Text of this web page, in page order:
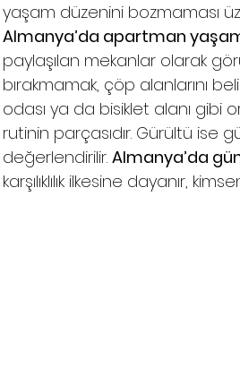
yaşam düzenini bozmaması
Almanya’da apartman
paylaşılan mekanlar olarak
bırakmamak, çöp alanlarını
odası ya da bisiklet alanı gibi
rutinin parçasıdır. Gürültü ise
değerlendirilir. Almanya’da
karşılıklılık ilkesine dayanır,